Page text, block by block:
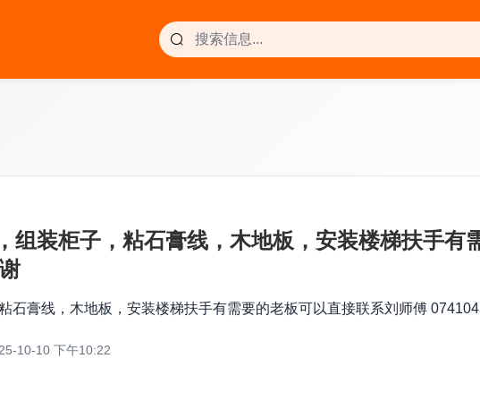
组装柜子，粘石膏线，木地板，安装楼梯扶手有
石膏线，木地板，安装楼梯扶手有需要的老板可以直接联系刘师傅
10-10 下午10:22